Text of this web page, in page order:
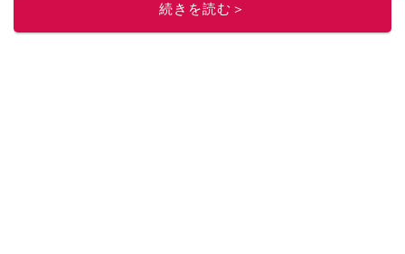
このイチオシストの他の記事を読む
続きを読む＞